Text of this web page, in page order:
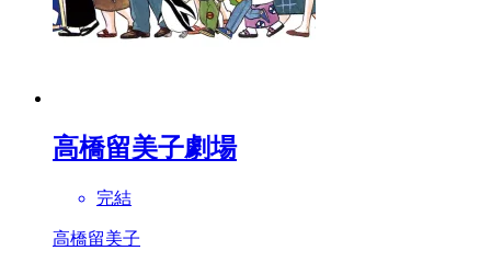
高橋留美子劇場
完結
高橋留美子